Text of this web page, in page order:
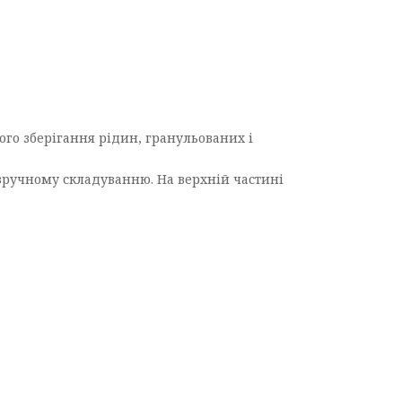
зберігання рідин, гранульованих і
складуванню. На верхній частині